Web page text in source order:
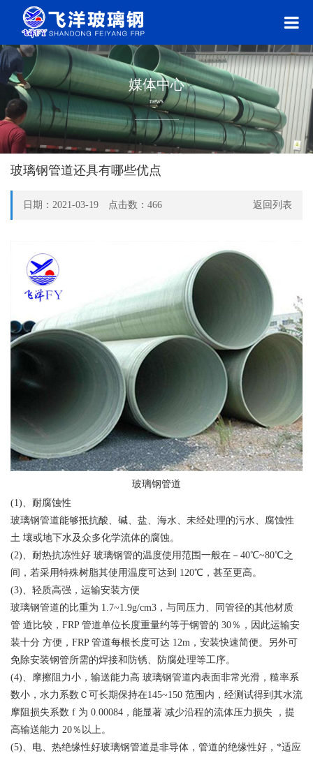
媒体中心
news
玻璃钢管道还具有哪些优点
日期：2021-03-19 点击数： 466 返回列表
玻璃钢管道
(1)、耐腐蚀性
玻璃钢管道能够抵抗酸、碱、盐、海水、未经处理的污水、腐蚀性
土 壤或地下水及众多化学流体的腐蚀。
(2)、耐热抗冻性好 玻璃钢管的温度使用范围一般在－40℃~80℃之
间，若采用特殊树脂其使用温度可达到 120℃，甚至更高。
(3)、轻质高强，运输安装方便
玻璃钢管道的比重为 1.7~1.9g/cm3，与同压力、同管径的其他材质
管 道比较，FRP 管道单位长度重量约等于钢管的 30％，因此运输安
装十分 方便，FRP 管道每根长度可达 12m，安装快速简便。另外可
免除安装钢管所需的焊接和防锈、防腐处理等工序。
(4)、摩擦阻力小，输送能力高 玻璃钢管道内表面非常光滑，糙率系
数小，水力系数Ｃ可长期保持在145~150 范围内，经测试得到其水流
摩阻损失系数 f 为 0.00084，能显著 减少沿程的流体压力损失 ，提
高输送能力 20％以上。
(5)、电、热绝缘性好玻璃钢管道是非导体，管道的绝缘性好，*适应